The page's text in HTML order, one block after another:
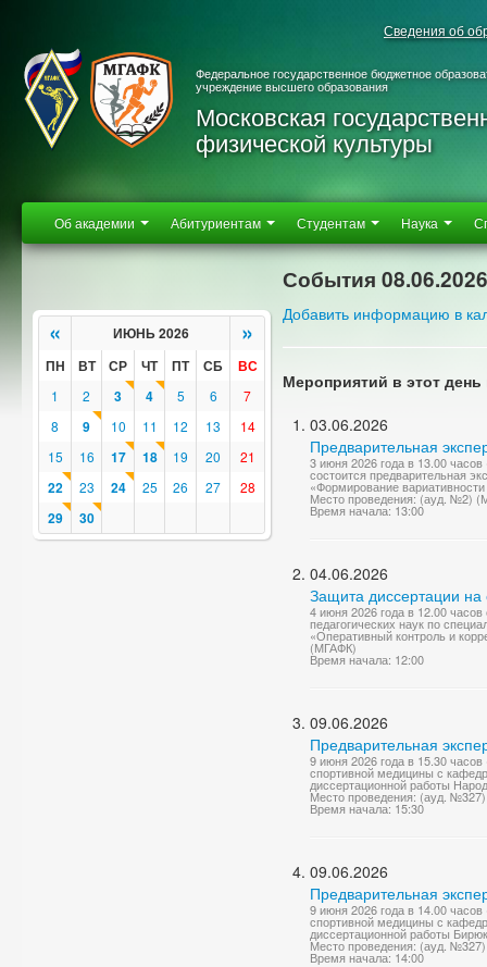
Сведения об
Федеральное государственное бюджетное
учреждение высшего образования
Московская
физической культуры
Об академии Абитуриентам Студентам Наука
« ИЮНЬ 2026 »
ПН ВТ СР ЧТ ПТ СБ ВС
1 2 3 4 5 6
7
8
9 10 11 12 13
14
15
16 17 18 19 20 21
22 23 24 25 26 27 28
29 30
События 08.06.2026
Добавить информацию в
Мероприятий в этот день
03.06.2026
Предварительная
3 июня 2026 года в 13.00
состоится предварительная
«Формирование
Место проведения: (ауд. №2)
Время начала: 13:00
04.06.2026
Защита диссертации на
4 июня 2026 года в 12.00
педагогических наук по
«Оперативный контроль и
(МГАФК)
Время начала: 12:00
09.06.2026
Предварительная
9 июня 2026 года в 15.30
спортивной медицины с
диссертационной работы
Место проведения: (ауд.
Время начала: 15:30
09.06.2026
Предварительная
9 июня 2026 года в 14.00
спортивной медицины с
диссертационной работы
Место проведения: (ауд.
Время начала: 14:00